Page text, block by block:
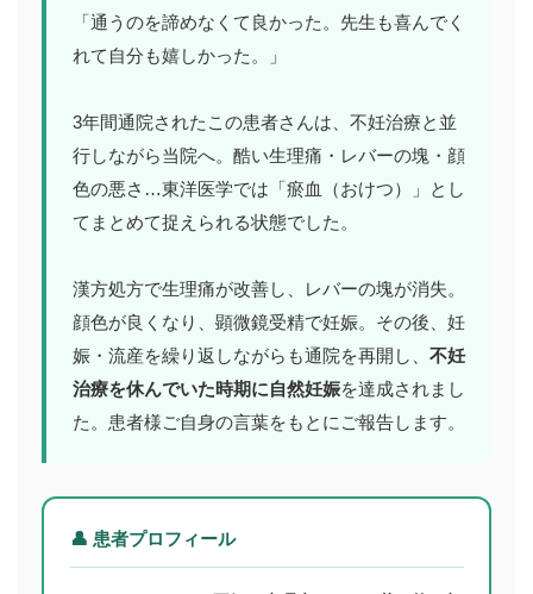
「通うのを諦めなくて良かった。先生も喜んでく
れて自分も嬉しかった。」
3年間通院されたこの患者さんは、不妊治療と並
行しながら当院へ。酷い生理痛・レバーの塊・顔
色の悪さ…東洋医学では「瘀血（おけつ）」とし
てまとめて捉えられる状態でした。
漢方処方で生理痛が改善し、レバーの塊が消失。
顔色が良くなり、顕微鏡受精で妊娠。その後、妊
娠・流産を繰り返しながらも通院を再開し、 不妊
治療を休んでいた時期に自然妊娠を達成されまし
た。患者様ご自身の言葉をもとにご報告します。
👤 患者プロフィール